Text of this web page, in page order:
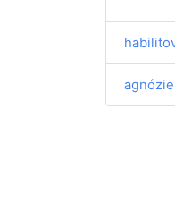
agnózie